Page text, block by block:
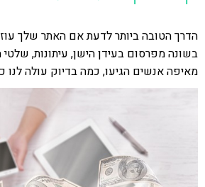
הדרך הטובה ביותר לדעת אם האתר שלך
בשונה מפרסום בעידן הישן, עיתונות,
מאיפה אנשים הגיעו, כמה בדיוק עולה לנו